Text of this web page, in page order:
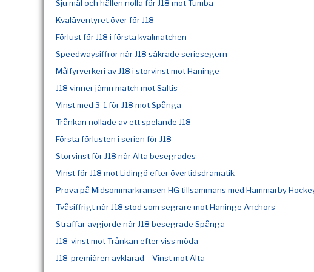
Sju mål och hållen nolla för J18 mot Tumba
Kvaläventyret över för J18
Förlust för J18 i första kvalmatchen
Speedwaysiffror när J18 säkrade seriesegern
Målfyrverkeri av J18 i storvinst mot Haninge
J18 vinner jämn match mot Saltis
Vinst med 3-1 för J18 mot Spånga
Trånkan nollade av ett spelande J18
Första förlusten i serien för J18
Storvinst för J18 när Älta besegrades
Vinst för J18 mot Lidingö efter övertidsdramatik
Prova på Midsommarkransen HG tillsammans med Hammarby
Tvåsiffrigt när J18 stod som segrare mot Haninge Anchors
Straffar avgjorde när J18 besegrade Spånga
J18-vinst mot Trånkan efter viss möda
J18-premiären avklarad – Vinst mot Älta